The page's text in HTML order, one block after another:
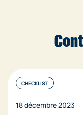
CHECKLIST
18 décembre 2023